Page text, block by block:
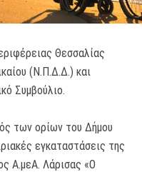
Θεσσαλίας
(Ν.Π.Δ.Δ.) και
Συμβούλιο.
των ορίων του Δήμου
εγκαταστάσεις της
Α.μεΑ. Λάρισας «Ο